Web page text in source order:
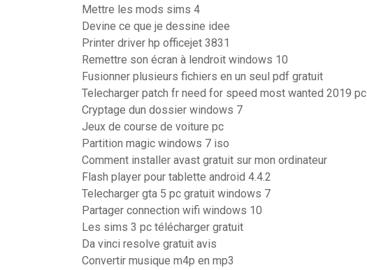
Mettre les mods sims 4
Devine ce que je dessine idee
Printer driver hp officejet 3831
Remettre son écran à lendroit windows 10
Fusionner plusieurs fichiers en un seul pdf gratuit
Telecharger patch fr need for speed most wanted 2019 pc
Cryptage dun dossier windows 7
Jeux de course de voiture pc
Partition magic windows 7 iso
Comment installer avast gratuit sur mon ordinateur
Flash player pour tablette android 4.4.2
Telecharger gta 5 pc gratuit windows 7
Partager connection wifi windows 10
Les sims 3 pc télécharger gratuit
Da vinci resolve gratuit avis
Convertir musique m4p en mp3